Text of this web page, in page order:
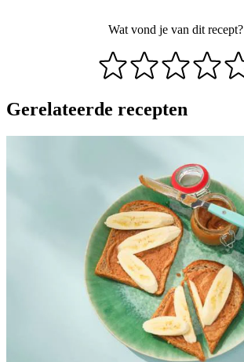
Wat vond je van dit recept?
Gerelateerde recepten